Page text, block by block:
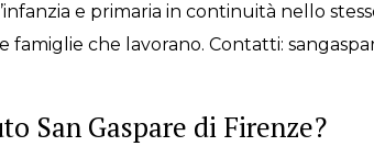
e primaria in continuità nello
che lavorano. Contatti:
San Gaspare di Firenze?